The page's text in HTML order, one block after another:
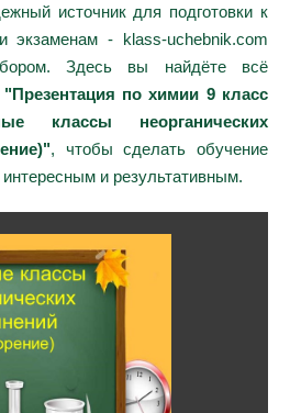
источник для подготовки к
экзаменам - klass-uchebnik.com
Здесь вы найдёте всё
"Презентация по химии 9 класс
классы неорганических
, чтобы сделать обучение
и результативным.